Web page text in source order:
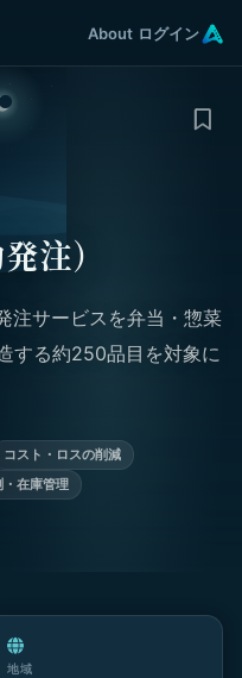
About ログイン
注）
注サービスを弁当・惣菜
する約250品目を対象に
コスト・ロスの削減
・在庫管理
地域